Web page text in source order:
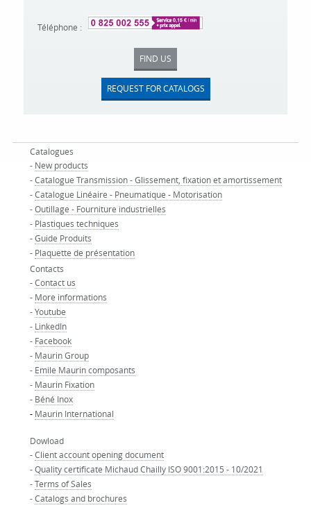
Téléphone :
FIND US
REQUEST FOR CATALOGS
Catalogues
- New products
-Catalogue Transmission - Glissement, fixation et amortissement
-Catalogue Linéaire - Pneumatique - Motorisation
-Outillage - Fourniture industrielles
- Plastiques techniques
-Guide Produits
- Plaquette de présentation
Contacts
-Contact us
- More informations
-Youtube
- LinkedIn
- Facebook
- Maurin Group
- Emile Maurin composants
- Maurin Fixation
- Béné Inox
- Maurin International
Dowload
-Client account opening document
-Quality certificate Michaud Chailly ISO 9001:2015 - 10/2021
-Terms of Sales
-Catalogs and brochures